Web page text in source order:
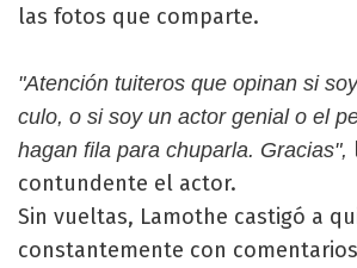
las fotos que comparte.
"Atención tuiteros que opinan si
culo, o si soy un actor genial o el
hagan fila para chuparla. Gracias",
contundente el actor.
Sin vueltas, Lamothe castigó a
constantemente con